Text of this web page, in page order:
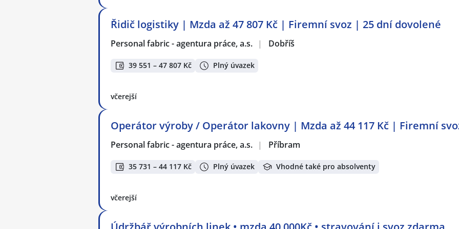
Řidič logistiky | Mzda až 47 807 Kč | Firemní svoz | 25 dní dovolené
Personal fabric - agentura práce, a.s. | Dobříš
39 551 – 47 807 Kč Plný úvazek
včerejší
Operátor výroby / Operátor lakovny | Mzda až 44 117 Kč | Firemní
Personal fabric - agentura práce, a.s. | Příbram
35 731 – 44 117 Kč Plný úvazek Vhodné také pro absolventy
včerejší